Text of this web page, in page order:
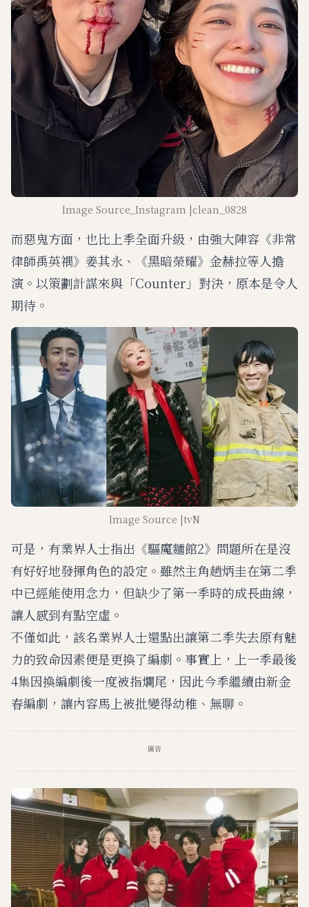
Image Source_Instagram |clean_0828
而惡鬼方面，也比上季全面升級，由強大陣容《非常
律師禹英禑》姜其永、《黑暗榮耀》金赫拉等人擔
演。以策劃計謀來與「Counter」對決，原本是令人
期待。
Image Source |tvN
可是，有業界人士指出《驅魔麵館2》問題所在是沒
有好好地發揮角色的設定。雖然主角趙炳圭在第二季
中已經能使用念力，但缺少了第一季時的成長曲線，
讓人感到有點空虛。
不僅如此，該名業界人士還點出讓第二季失去原有魅
力的致命因素便是更換了編劇。事實上，上一季最後
4集因換編劇後一度被指爛尾，因此今季繼續由新金
春編劇，讓內容馬上被批變得幼稚、無聊。
廣告